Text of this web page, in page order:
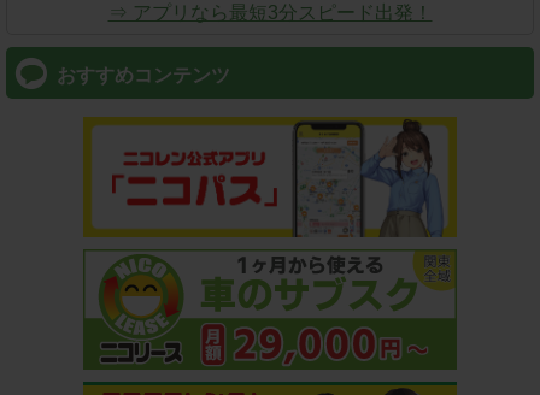
⇒ アプリなら最短3分スピード出発！
おすすめコンテンツ